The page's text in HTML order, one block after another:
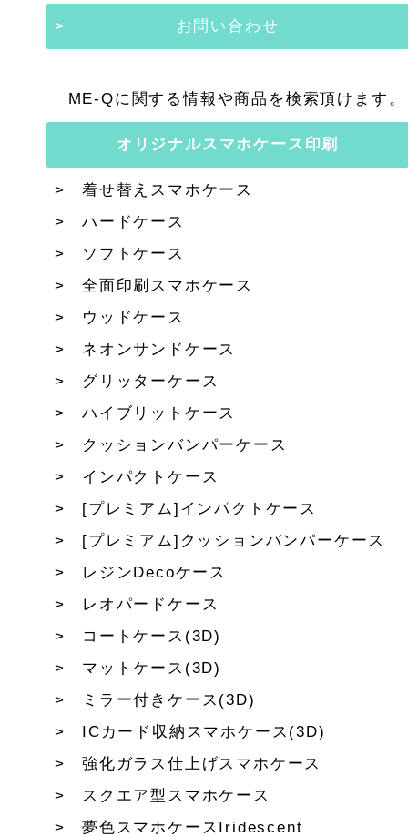
お問い合わせ
ME-Qに関する情報や商品を検索頂けます。
オリジナルスマホケース印刷
着せ替えスマホケース
ハードケース
ソフトケース
全面印刷スマホケース
ウッドケース
ネオンサンドケース
グリッターケース
ハイブリットケース
クッションバンパーケース
インパクトケース
[プレミアム]インパクトケース
[プレミアム]クッションバンパーケース
レジンDecoケース
レオパードケース
コートケース(3D)
マットケース(3D)
ミラー付きケース(3D)
ICカード収納スマホケース(3D)
強化ガラス仕上げスマホケース
スクエア型スマホケース
夢色スマホケースIridescent